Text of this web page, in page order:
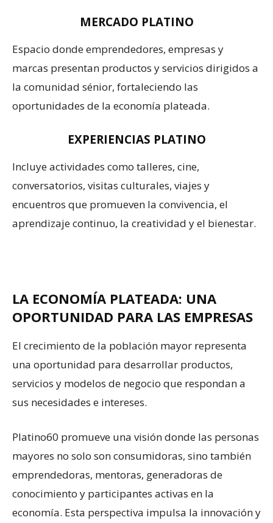
MERCADO PLATINO
Espacio donde emprendedores, empresas y
marcas presentan productos y servicios dirigidos a
la comunidad sénior, fortaleciendo las
oportunidades de la economía plateada.
EXPERIENCIAS PLATINO
Incluye actividades como talleres, cine,
conversatorios, visitas culturales, viajes y
encuentros que promueven la convivencia, el
aprendizaje continuo, la creatividad y el bienestar.
LA ECONOMÍA PLATEADA: UNA
OPORTUNIDAD PARA LAS EMPRESAS
El crecimiento de la población mayor representa
una oportunidad para desarrollar productos,
servicios y modelos de negocio que respondan a
sus necesidades e intereses.
Platino60 promueve una visión donde las personas
mayores no solo son consumidoras, sino también
emprendedoras, mentoras, generadoras de
conocimiento y participantes activas en la
economía. Esta perspectiva impulsa la innovación y